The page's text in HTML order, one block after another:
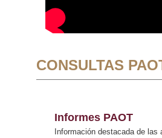
CONSULTAS
Informes PAOT
Información destacada de las